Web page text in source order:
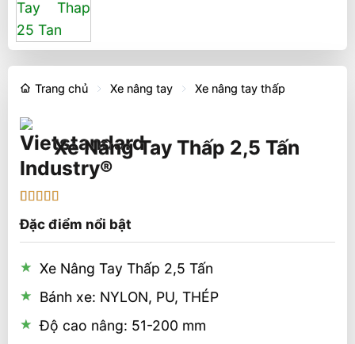
Trang chủ Xe nâng tay Xe nâng tay thấp
Xe Nâng Tay Thấp 2,5 Tấn
trên 5 dựa
trênđánh
giá
Đặc điểm nổi bật
Xe Nâng Tay Thấp 2,5 Tấn
Bánh xe: NYLON, PU, THÉP
Độ cao nâng: 51-200 mm